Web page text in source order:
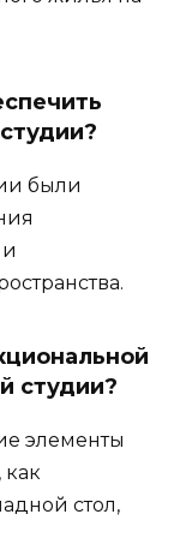
были
студии?
элементы
стол,